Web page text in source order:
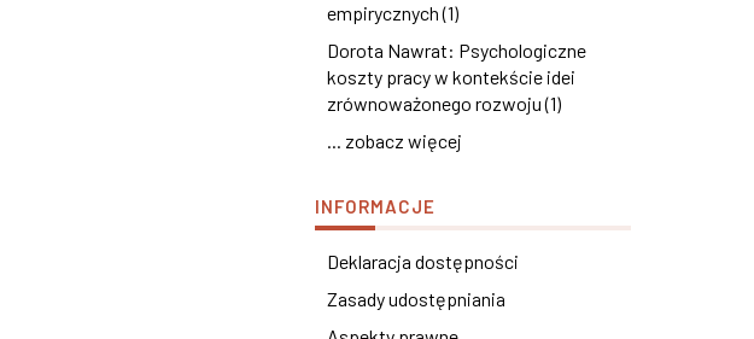
empirycznych (1)
Dorota Nawrat: Psychologiczne
koszty pracy w kontekście idei
zrównoważonego rozwoju (1)
... zobacz więcej
INFORMACJE
Deklaracja dostępności
Zasady udostępniania